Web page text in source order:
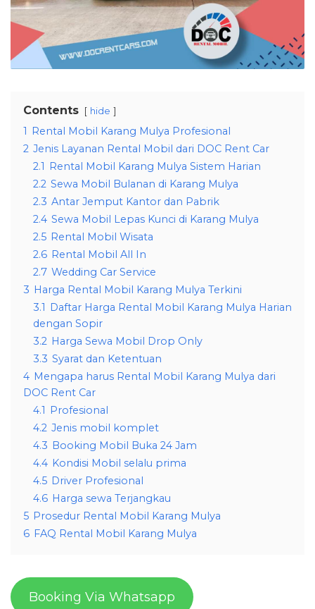
Contents hide
1 Rental Mobil Karang Mulya Profesional
2 Jenis Layanan Rental Mobil dari DOC Rent Car
2.1 Rental Mobil Karang Mulya Sistem Harian
2.2 Sewa Mobil Bulanan di Karang Mulya
2.3 Antar Jemput Kantor dan Pabrik
2.4 Sewa Mobil Lepas Kunci di Karang Mulya
2.5 Rental Mobil Wisata
2.6 Rental Mobil All In
2.7 Wedding Car Service
3 Harga Rental Mobil Karang Mulya Terkini
3.1 Daftar Harga Rental Mobil Karang Mulya Harian
dengan Sopir
3.2 Harga Sewa Mobil Drop Only
3.3 Syarat dan Ketentuan
4 Mengapa harus Rental Mobil Karang Mulya dari
DOC Rent Car
4.1 Profesional
4.2 Jenis mobil komplet
4.3 Booking Mobil Buka 24 Jam
4.4 Kondisi Mobil selalu prima
4.5 Driver Profesional
4.6 Harga sewa Terjangkau
5 Prosedur Rental Mobil Karang Mulya
6 FAQ Rental Mobil Karang Mulya
Booking Via Whatsapp